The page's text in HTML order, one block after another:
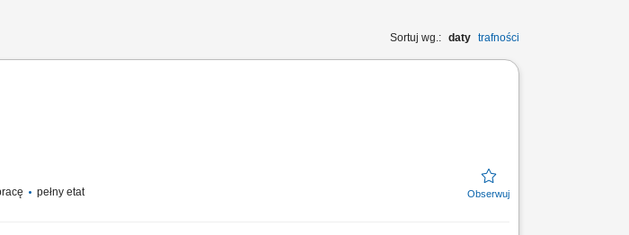
Sortuj wg.: daty trafności
pełny etat